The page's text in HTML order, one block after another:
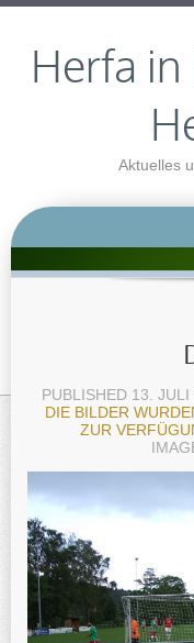
Herfa
Aktuelles
PUBLISHED 13. JULI
DIE BILDER
ZUR